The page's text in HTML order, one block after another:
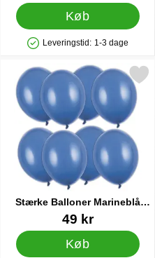
Køb
Produkttilgængelighed: På lager
Leveringstid: 1-3 dage
20-pak som favorit
Stærke Balloner Marineblå
Pastel 12 cm 100-pak
Varenr 8729049 kr
Køb
stærke Balloner Marineblå